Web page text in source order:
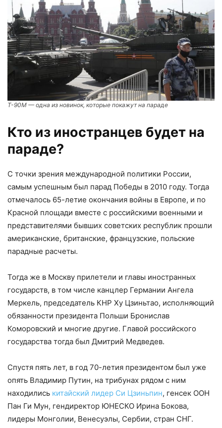
Т-90М — одна из новинок, которые покажут на параде
Кто из иностранцев будет на
параде?
С точки зрения международной политики России,
самым успешным был парад Победы в 2010 году. Тогда
отмечалось 65-летие окончания войны в Европе, и по
Красной площади вместе с российскими военными и
представителями бывших советских республик прошли
американские, британские, французские, польские
парадные расчеты.
Тогда же в Москву прилетели и главы иностранных
государств, в том числе канцлер Германии Ангела
Меркель, председатель КНР Ху Цзиньтао, исполняющий
обязанности президента Польши Бронислав
Коморовский и многие другие. Главой российского
государства тогда был Дмитрий Медведев.
Спустя пять лет, в год 70-летия президентом был уже
опять Владимир Путин, на трибунах рядом с ним
находились китайский лидер Си Цзиньпин, генсек ООН
Пан Ги Мун, гендиректор ЮНЕСКО Ирина Бокова,
лидеры Монголии, Венесуэлы, Сербии, стран СНГ.